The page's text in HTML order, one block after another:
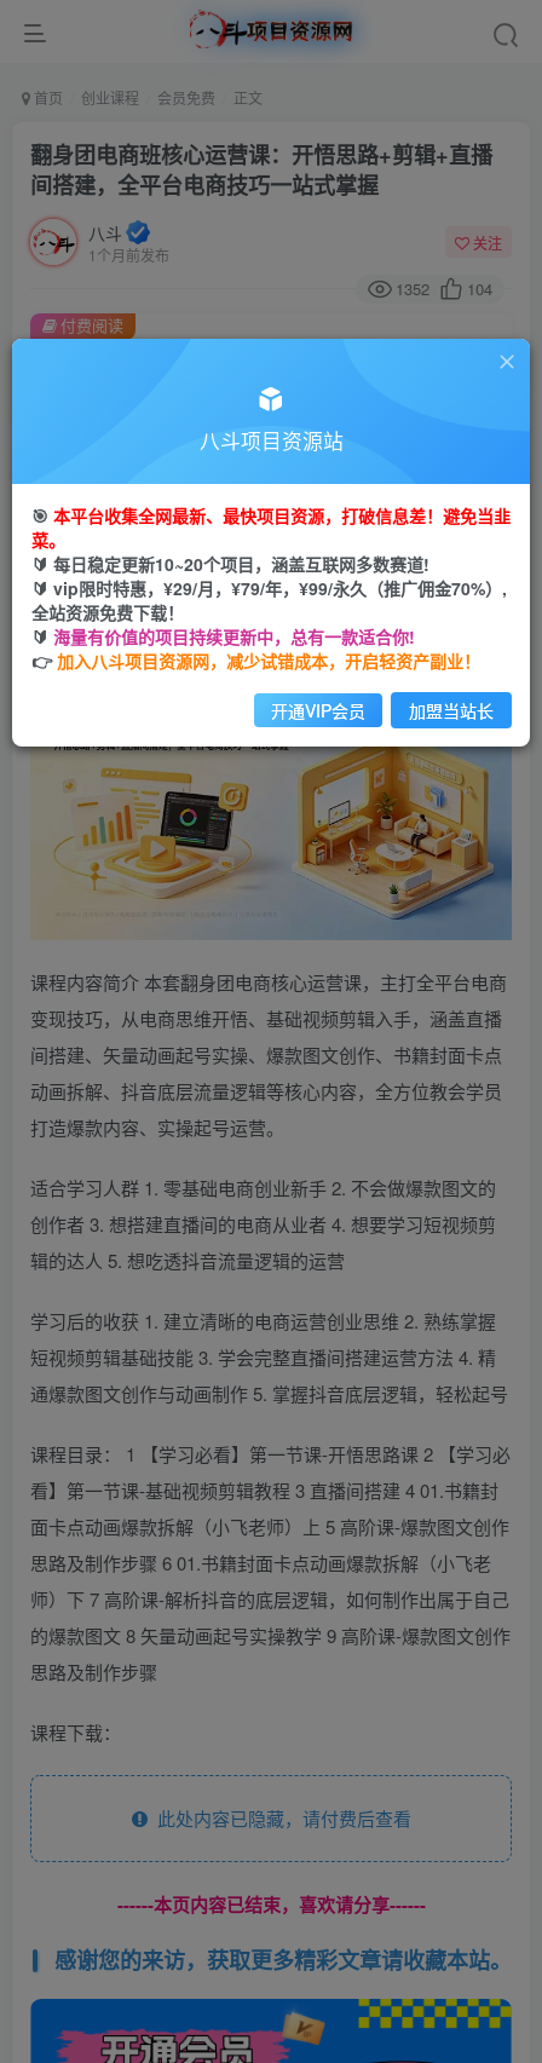
首页 创业课程 会员免费 正文
翻身团电商班核心运营课：开悟思路+剪辑+直播
间搭建，全平台电商技巧一站式掌握
八斗
1个月前发布
关注
1352 104
此内容为付费阅读，请付费后查看
金币9.9金币99
会员免费
您当前未登录！建议登陆后购买，可保存购买订单
付费阅读
课程内容简介 本套翻身团电商核心运营课，主打全平台电商
变现技巧，从电商思维开悟、基础视频剪辑入手，涵盖直播
间搭建、矢量动画起号实操、爆款图文创作、书籍封面卡点
动画拆解、抖音底层流量逻辑等核心内容，全方位教会学员
打造爆款内容、实操起号运营。
适合学习人群 1. 零基础电商创业新手 2. 不会做爆款图文的
创作者 3. 想搭建直播间的电商从业者 4. 想要学习短视频剪
辑的达人 5. 想吃透抖音流量逻辑的运营
学习后的收获 1. 建立清晰的电商运营创业思维 2. 熟练掌握
短视频剪辑基础技能 3. 学会完整直播间搭建运营方法 4. 精
通爆款图文创作与动画制作 5. 掌握抖音底层逻辑，轻松起号
课程目录： 1 【学习必看】第一节课-开悟思路课 2 【学习必
看】第一节课-基础视频剪辑教程 3 直播间搭建 4 01.书籍封
面卡点动画爆款拆解（小飞老师）上 5 高阶课-爆款图文创作
思路及制作步骤 6 01.书籍封面卡点动画爆款拆解（小飞老
师）下 7 高阶课-解析抖音的底层逻辑，如何制作出属于自己
的爆款图文 8 矢量动画起号实操教学 9 高阶课-爆款图文创作
思路及制作步骤
课程下载：
此处内容已隐藏，请付费后查看
------本页内容已结束，喜欢请分享------
感谢您的来访，获取更多精彩文章请收藏本站。
八斗项目资源站
🎯 本平台收集全网最新、最快项目资源，打破信息差！避免当韭
菜。
🔰 每日稳定更新10~20个项目，涵盖互联网多数赛道!
🔰 vip限时特惠，¥29/月，¥79/年，¥99/永久（推广佣金70%）,
全站资源免费下载！
🔰 海量有价值的项目持续更新中，总有一款适合你!
👉加入八斗项目资源网，减少试错成本，开启轻资产副业！
开通VIP会员 加盟当站长